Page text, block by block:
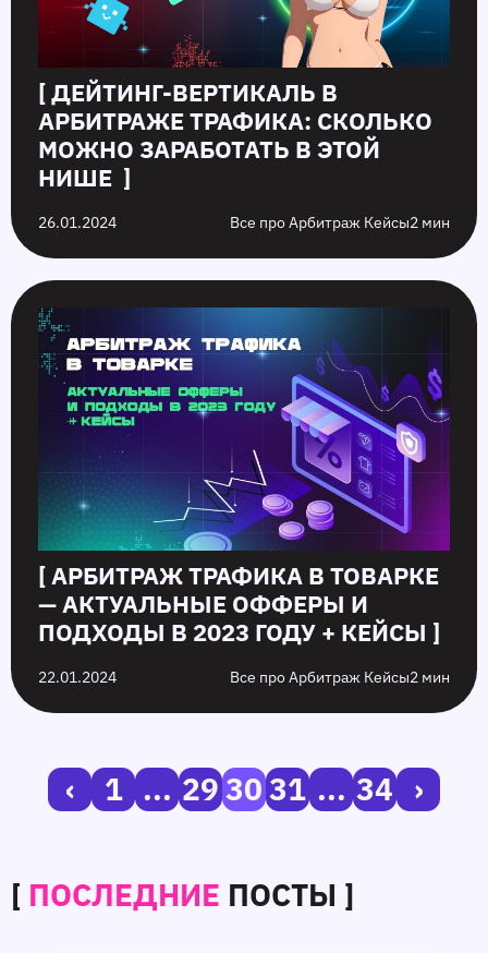
[ ДЕЙТИНГ-ВЕРТИКАЛЬ В
АРБИТРАЖЕ ТРАФИКА: СКОЛЬКО
МОЖНО ЗАРАБОТАТЬ В ЭТОЙ
НИШЕ ]
26.01.2024 Все про Арбитраж Кейсы2 мин
[ АРБИТРАЖ ТРАФИКА В ТОВАРКЕ
— АКТУАЛЬНЫЕ ОФФЕРЫ И
ПОДХОДЫ В 2023 ГОДУ + КЕЙСЫ ]
22.01.2024 Все про Арбитраж Кейсы2 мин
‹ 1 ... 293031 ... 34 ›
[ ПОСЛЕДНИЕ ПОСТЫ ]